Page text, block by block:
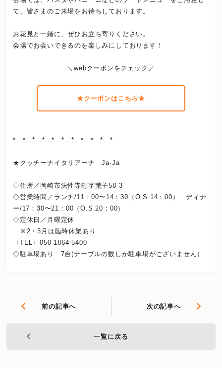
て、皆さまのご来場をお待ちしております。
お花見と一緒に、ぜひお立ち寄りください。
会場でお会いできるのを楽しみにしております！
＼webクーポンをチェック／
★クーポンはこちら★
*…*…*…*…*…*…*…*…*…*…*
★クッチーナイタリアーナ Ja-Ja
◇住所／岡崎市法性寺町字荒子58-3
◇営業時間／ランチ/11：00〜14：30（O.S.14：00） ディナ
ー/17：30〜21：00（O.S.20：00）
◇定休日／月曜定休
※2・3月は臨時休業あり
〈TEL〉050-1864-5400
◇駐車場あり 7台(テーブルの数しか駐車場がございません）
前の記事へ 次の記事へ
一覧に戻る